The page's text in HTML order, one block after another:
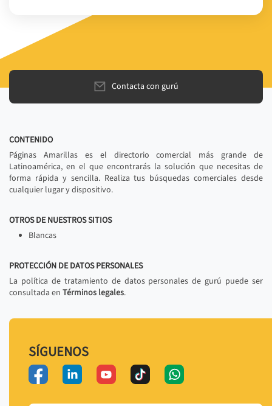
Contacta con gurú
CONTENIDO
Páginas Amarillas es el directorio comercial más grande de
Latinoamérica, en el que encontrarás la solución que necesitas de
forma rápida y sencilla. Realiza tus búsquedas comerciales desde
cualquier lugar y dispositivo.
OTROS DE NUESTROS SITIOS
Blancas
PROTECCIÓN DE DATOS PERSONALES
La política de tratamiento de datos personales de gurú puede ser
consultada en Términos legales.
SÍGUENOS